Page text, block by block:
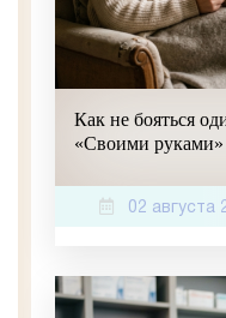
Как не бояться
«Своими руками»
02 августа